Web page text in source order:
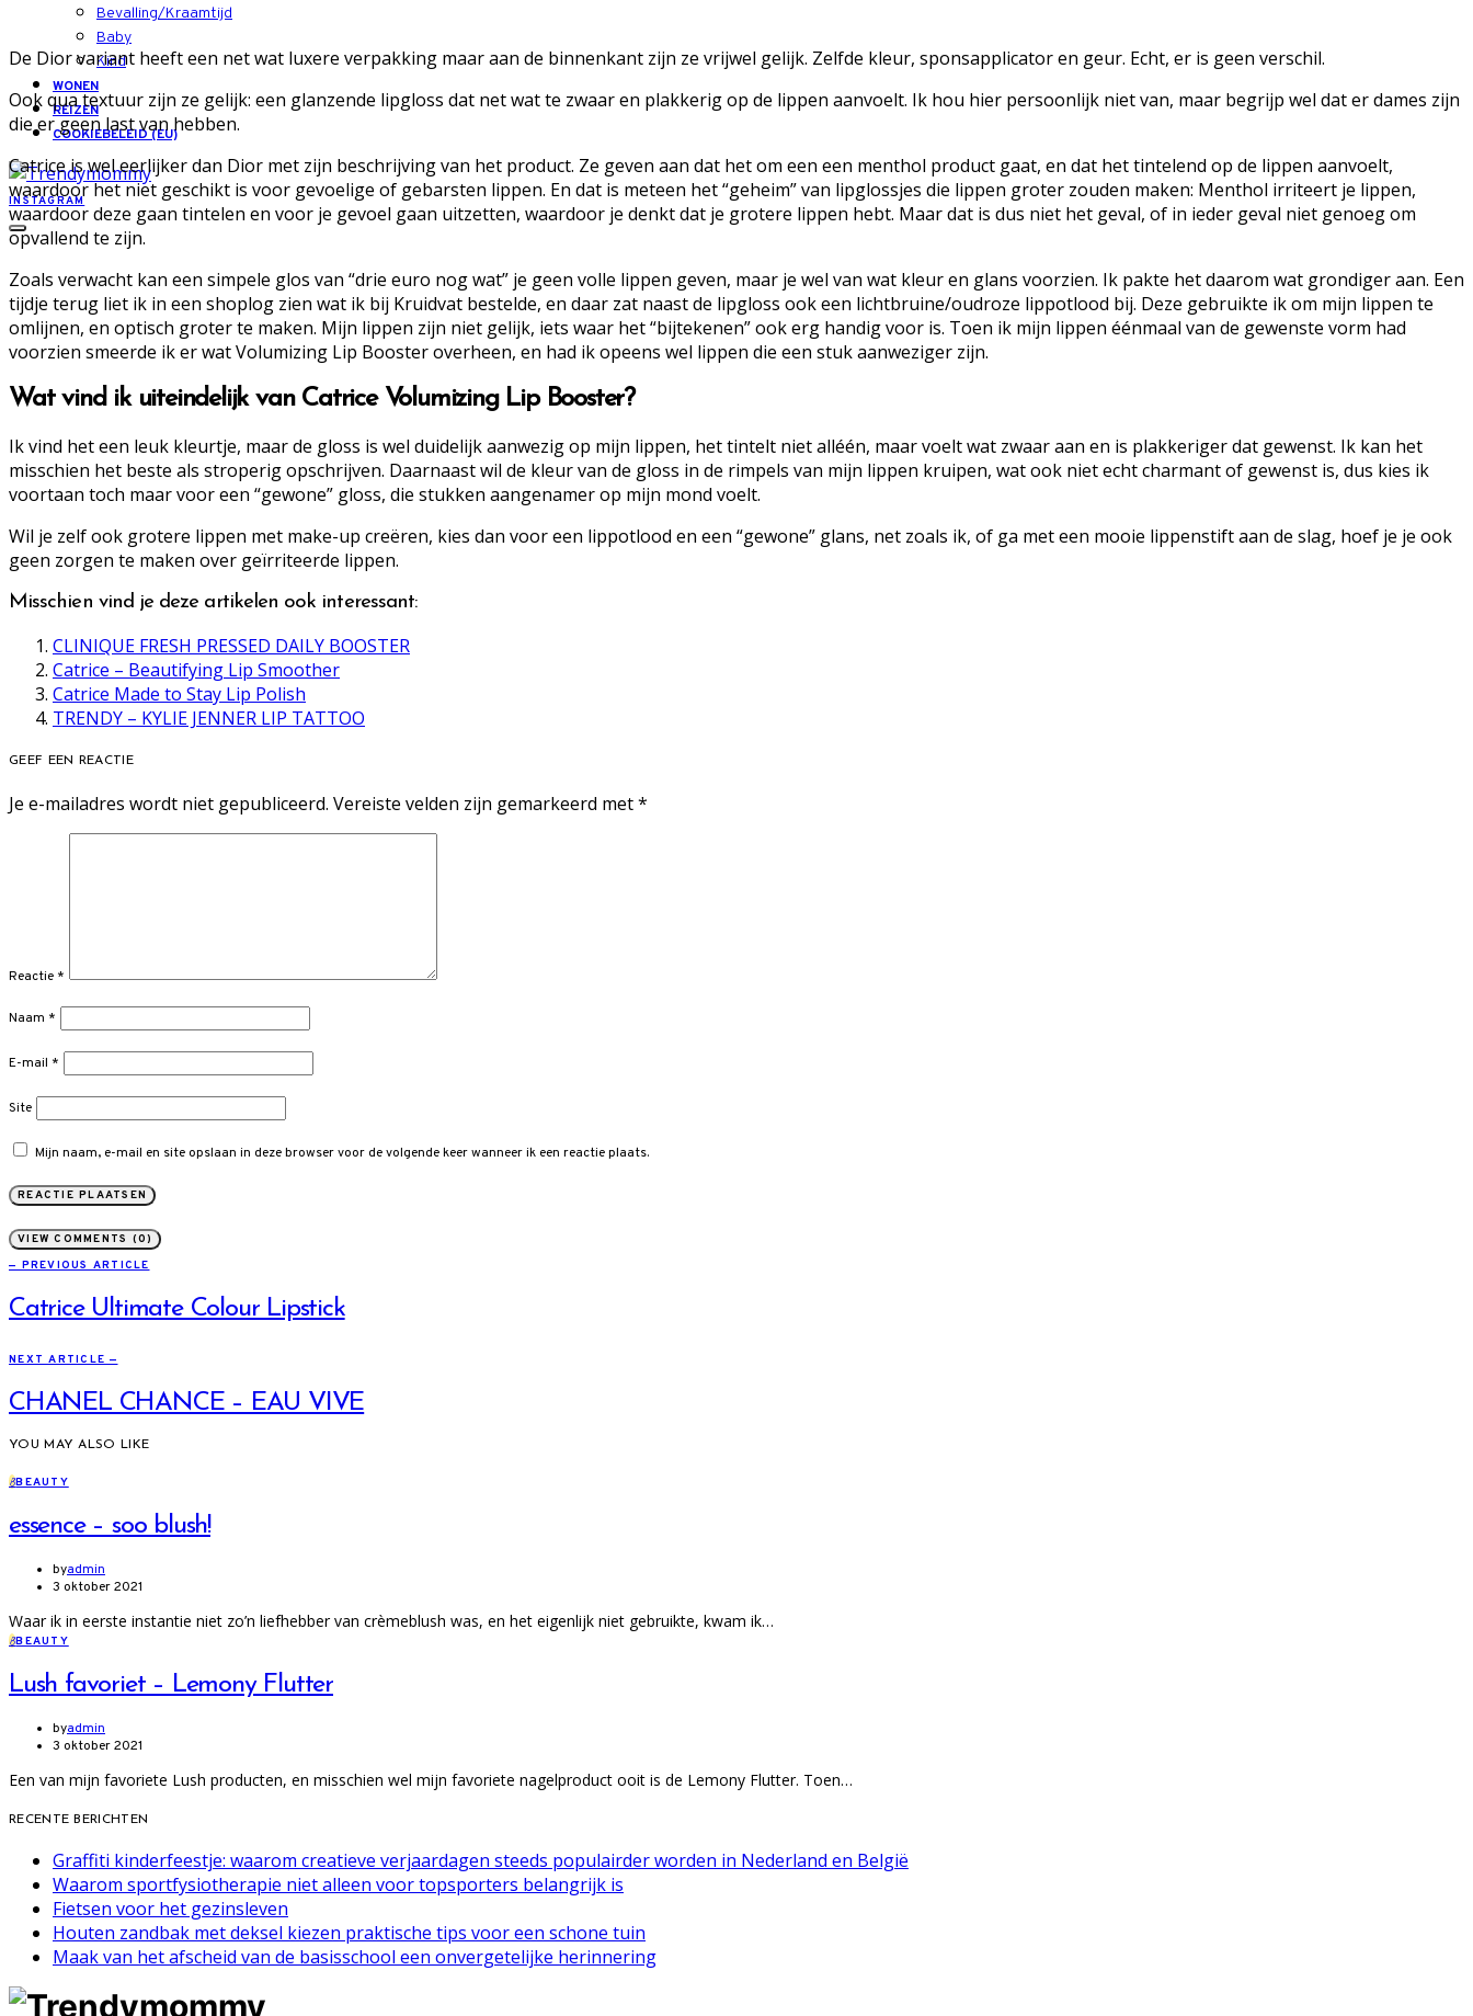
Bevalling/Kraamtijd
Baby
Kind
WONEN
REIZEN
COOKIEBELEID (EU)
INSTAGRAM
De Dior variant heeft een net wat luxere verpakking maar aan de binnenkant zijn ze vrijwel gelijk. Zelfde kleur, sponsapplicator en geur. Echt, er is geen verschil.
Ook qua textuur zijn ze gelijk: een glanzende lipgloss dat net wat te zwaar en plakkerig op de lippen aanvoelt. Ik hou hier persoonlijk niet van, maar begrijp wel dat er dames zijn
die er geen last van hebben.
Catrice is wel eerlijker dan Dior met zijn beschrijving van het product. Ze geven aan dat het om een een menthol product gaat, en dat het tintelend op de lippen aanvoelt,
waardoor het niet geschikt is voor gevoelige of gebarsten lippen. En dat is meteen het “geheim” van lipglossjes die lippen groter zouden maken: Menthol irriteert je lippen,
waardoor deze gaan tintelen en voor je gevoel gaan uitzetten, waardoor je denkt dat je grotere lippen hebt. Maar dat is dus niet het geval, of in ieder geval niet genoeg om
opvallend te zijn.
Zoals verwacht kan een simpele glos van “drie euro nog wat” je geen volle lippen geven, maar je wel van wat kleur en glans voorzien. Ik pakte het daarom wat grondiger aan. Een
tijdje terug liet ik in een shoplog zien wat ik bij Kruidvat bestelde, en daar zat naast de lipgloss ook een lichtbruine/oudroze lippotlood bij. Deze gebruikte ik om mijn lippen te
omlijnen, en optisch groter te maken. Mijn lippen zijn niet gelijk, iets waar het “bijtekenen” ook erg handig voor is. Toen ik mijn lippen éénmaal van de gewenste vorm had
voorzien smeerde ik er wat Volumizing Lip Booster overheen, en had ik opeens wel lippen die een stuk aanweziger zijn.
Wat vind ik uiteindelijk van Catrice Volumizing Lip Booster?
Ik vind het een leuk kleurtje, maar de gloss is wel duidelijk aanwezig op mijn lippen, het tintelt niet alléén, maar voelt wat zwaar aan en is plakkeriger dat gewenst. Ik kan het
misschien het beste als stroperig opschrijven. Daarnaast wil de kleur van de gloss in de rimpels van mijn lippen kruipen, wat ook niet echt charmant of gewenst is, dus kies ik
voortaan toch maar voor een “gewone” gloss, die stukken aangenamer op mijn mond voelt.
Wil je zelf ook grotere lippen met make-up creëren, kies dan voor een lippotlood en een “gewone” glans, net zoals ik, of ga met een mooie lippenstift aan de slag, hoef je je ook
geen zorgen te maken over geïrriteerde lippen.
Misschien vind je deze artikelen ook interessant:
CLINIQUE FRESH PRESSED DAILY BOOSTER
Catrice – Beautifying Lip Smoother
Catrice Made to Stay Lip Polish
TRENDY – KYLIE JENNER LIP TATTOO
GEEF EEN REACTIE
Je e-mailadres wordt niet gepubliceerd. Vereiste velden zijn gemarkeerd met*
Reactie *
Naam *
E-mail *
Site
Mijn naam, e-mail en site opslaan in deze browser voor de volgende keer wanneer ik een reactie plaats.
VIEW COMMENTS (0)
— PREVIOUS ARTICLE
Catrice Ultimate Colour Lipstick
NEXT ARTICLE —
CHANEL CHANCE – EAU VIVE
YOU MAY ALSO LIKE
BBEAUTY
essence – soo blush!
byadmin
3 oktober 2021
Waar ik in eerste instantie niet zo’n liefhebber van crèmeblush was, en het eigenlijk niet gebruikte, kwam ik…
BBEAUTY
Lush favoriet – Lemony Flutter
byadmin
3 oktober 2021
Een van mijn favoriete Lush producten, en misschien wel mijn favoriete nagelproduct ooit is de Lemony Flutter. Toen…
RECENTE BERICHTEN
Graffiti kinderfeestje: waarom creatieve verjaardagen steeds populairder worden in Nederland en België
Waarom sportfysiotherapie niet alleen voor topsporters belangrijk is
Fietsen voor het gezinsleven
Houten zandbak met deksel kiezen praktische tips voor een schone tuin
Maak van het afscheid van de basisschool een onvergetelijke herinnering